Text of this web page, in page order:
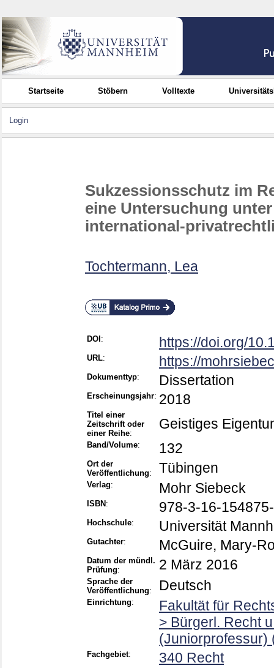
Startseite Stöbern Volltexte
Login
Sukzessionsschutz im
eine Untersuchung
international-
Tochtermann, Lea
DOI : https://doi.org/
URL: https://
Dokumenttyp: Dissertation
Erscheinungsjahr: 2018
Titel einer
Zeitschrift oder
einer Reihe:
Geistiges
Band/Volume: 132
Ort der
Veröffentlichung: Tübingen
Verlag: Mohr Siebeck
ISBN : 978-3-16-
Hochschule: Universität
Gutachter: McGuire, Mary-
Datum der mündl.
Prüfung: 2 März 2016
Sprache der
Veröffentlichung: Deutsch
Einrichtung:
Fakultät für
> Bürgerl. Recht
(Juniorprofessur)
Fachgebiet: 340 Recht